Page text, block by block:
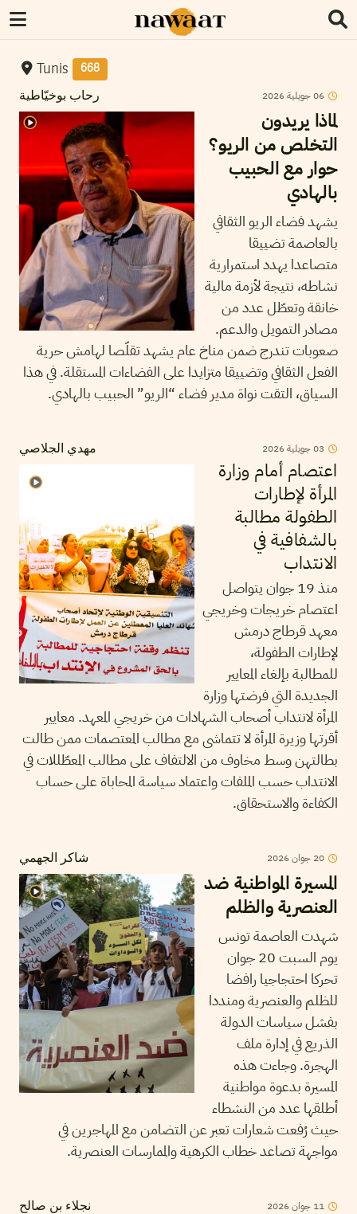
Tunis 668
رحاب بوخيّاطية 06جويلية2026
لماذا يريدون
التخلص من الريو؟
حوار مع الحبيب
بالهادي
يشهد فضاء الريو الثقافي
بالعاصمة تضييقا
متصاعدا يهدد استمرارية
نشاطه، نتيجة لأزمة مالية
خانقة وتعطّل عدد من
مصادر التمويل والدعم.
صعوبات تندرج ضمن مناخ عام يشهد تقلّصا لهامش حرية
الفعل الثقافي وتضييقا متزايدا على الفضاءات المستقلة. في هذا
السياق، التقت نواة مدير فضاء “الريو” الحبيب بالهادي.
مهدي الجلاصي 03جويلية2026
اعتصام أمام وزارة
المرأة لإطارات
الطفولة مطالبة
بالشفافية في
الانتداب
منذ 19 جوان يتواصل
اعتصام خريجات وخريجي
معهد قرطاج درمش
لإطارات الطفولة،
للمطالبة بإلغاء المعايير
الجديدة التي فرضتها وزارة
المرأة لانتداب أصحاب الشهادات من خريجي المعهد. معايير
أقرتها وزيرة المرأة لا تتماشى مع مطالب المعتصمات ممن طالت
بطالتهن وسط مخاوف من الالتفاف على مطالب المعطّللات في
الانتداب حسب الملفات واعتماد سياسة المحاباة على حساب
الكفاءة والاستحقاق.
شاكر الجهمي 20 جوان2026
المسيرة المواطنية ضد
العنصرية والظلم
شهدت العاصمة تونس
يوم السبت 20 جوان
تحركا احتجاجيا رافضا
للظلم والعنصرية ومنددا
بفشل سياسات الدولة
الذريع في إدارة ملف
الهجرة. وجاءت هذه
المسيرة بدعوة مواطنية
أطلقها عدد من النشطاء
حيث رُفعت شعارات تعبر عن التضامن مع المهاجرين في
مواجهة تصاعد خطاب الكرهية والممارسات العنصرية.
نجلاء بن صالح 11 جوان2026